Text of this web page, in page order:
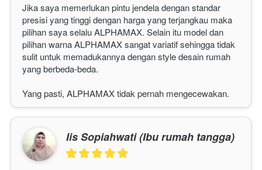
Jika saya memerlukan pintu jendela dengan standar
presisi yang tinggi dengan harga yang terjangkau maka
pilihan saya selalu ALPHAMAX. Selain itu model dan
pilihan warna ALPHAMAX sangat variatif sehingga tidak
sulit untuk memadukannya dengan style desain rumah
yang berbeda-beda.
Yang pasti, ALPHAMAX tidak pernah mengecewakan.
Iis Sopiahwati (Ibu rumah tangga)